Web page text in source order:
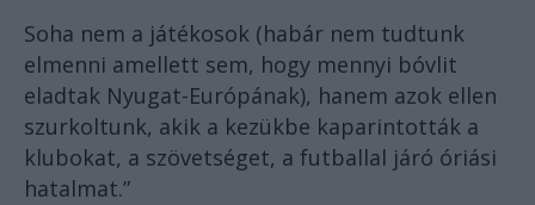
Soha nem a játékosok (habár nem tudtunk
elmenni amellett sem, hogy mennyi bóvlit
eladtak Nyugat-Európának), hanem azok ellen
szurkoltunk, akik a kezükbe kaparintották a
klubokat, a szövetséget, a futballal járó óriási
hatalmat.”